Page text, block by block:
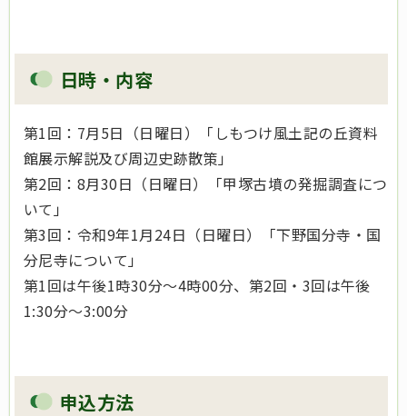
日時・内容
第1回：7月5日（日曜日）「しもつけ風土記の丘資料
館展示解説及び周辺史跡散策」
第2回：8月30日（日曜日）「甲塚古墳の発掘調査につ
いて」
第3回：令和9年1月24日（日曜日）「下野国分寺・国
分尼寺について」
第1回は午後1時30分～4時00分、第2回・3回は午後
1:30分～3:00分
申込方法